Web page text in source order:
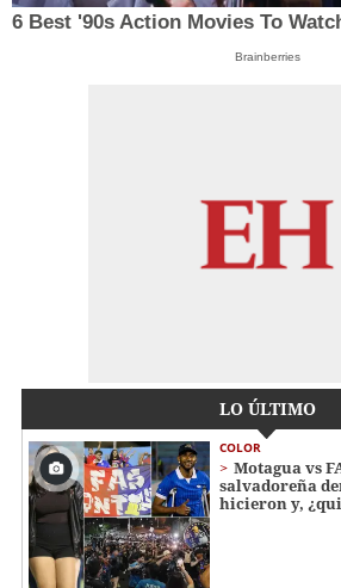
6 Best '90s Action Movies To
Brainberries
LO ÚLTIMO
COLOR
Motagua vs
salvadoreña
hicieron y,